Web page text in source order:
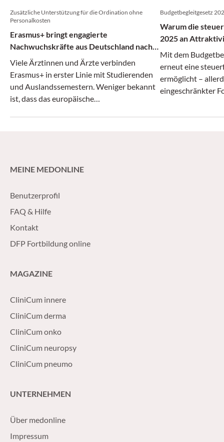
Zusätzliche Unterstützung für die Ordination ohne
Personalkosten
Erasmus+ bringt engagierte
Nachwuchskräfte aus Deutschland nach
Wien
Viele Ärztinnen und Ärzte verbinden
Erasmus+ in erster Linie mit Studierenden
und Auslandssemestern. Weniger bekannt
ist, dass das europäische
Budgetbegleitgesetz
Warum die
2025 an
Mit dem
erneut eine
ermöglicht –
eingeschränkter
MEINE MEDONLINE
Benutzerprofil
FAQ & Hilfe
Kontakt
DFP Fortbildung online
MAGAZINE
CliniCum innere
CliniCum derma
CliniCum onko
CliniCum neuropsy
CliniCum pneumo
UNTERNEHMEN
Über medonline
Impressum